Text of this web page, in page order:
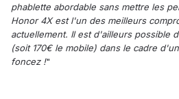
phablette abordable sans mettre les
Honor 4X est l'un des meilleurs
actuellement. Il est d'ailleurs possible
(soit 170€ le mobile) dans le cadre
foncez !"